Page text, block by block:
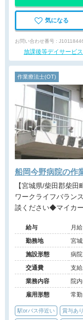
気になる
お問い合わせ番号 :
放課後等デイサービ
作業療法士(OT)
船岡今野病院の作
【宮城県/柴田郡柴田町】 ◆駅近アクセス良好◆残業
ワークライフバラン
談ください◆マイカ
給与
勤務地
宮
施設形態
病
来
交通費
支給
業務内容
院
雇用形態
常勤
駅orバス停近い 賞与あり